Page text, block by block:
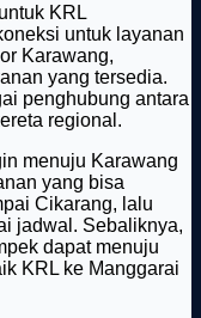
KRL
untuk layanan
Karawang,
yang tersedia.
penghubung antara
regional.
menuju Karawang
yang bisa
Cikarang, lalu
jadwal. Sebaliknya,
dapat menuju
KRL ke Manggarai